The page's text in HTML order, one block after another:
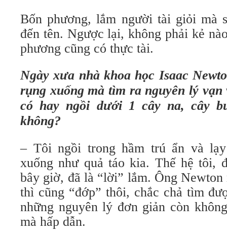
Bốn phương, lắm người tài giỏi mà
đến tên. Ngược lại, không phải kẻ
phương cũng có thực tài.
Ngày xưa nhà khoa học Isaac
rụng xuống mà tìm ra nguyên lý vạn
có hay ngồi dưới 1 cây na, cây
không?
– Tôi ngồi trong hầm trú ẩn và
xuống như quả táo kia. Thế hệ tôi,
bây giờ, đã là “lời” lắm. Ông
thì cũng “đớp” thôi, chắc chả tìm
những nguyên lý đơn giản còn
mà hấp dẫn.